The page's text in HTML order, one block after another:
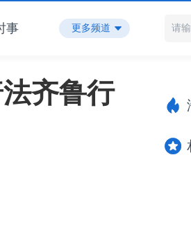
事 更多频道
齐鲁行